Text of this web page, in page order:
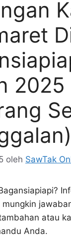
oleh SawTak
atau
Anda.